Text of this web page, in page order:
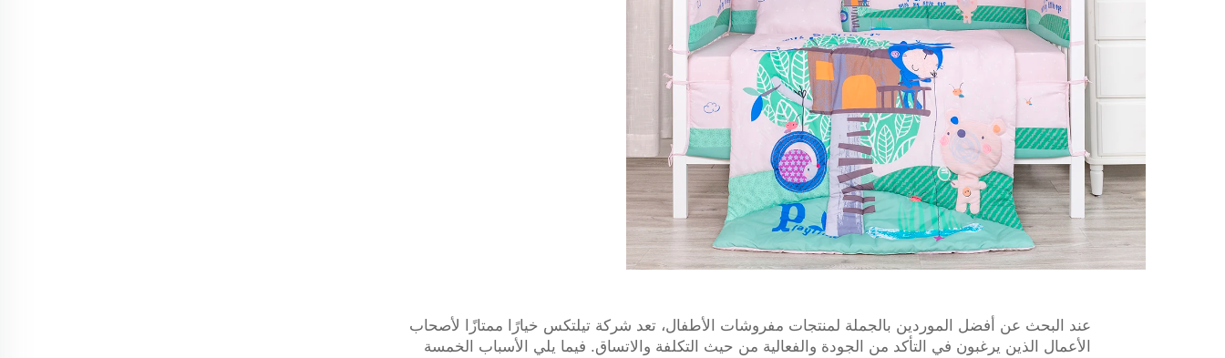
عند البحث عن أفضل الموردين بالجملة لمنتجات مفروشات الأطفال، تعد شركة تيلتكس خيارًا ممتازًا لأصحاب
الأعمال الذين يرغبون في التأكد من الجودة والفعالية من حيث التكلفة والاتساق. فيما يلي الأسباب الخمسة